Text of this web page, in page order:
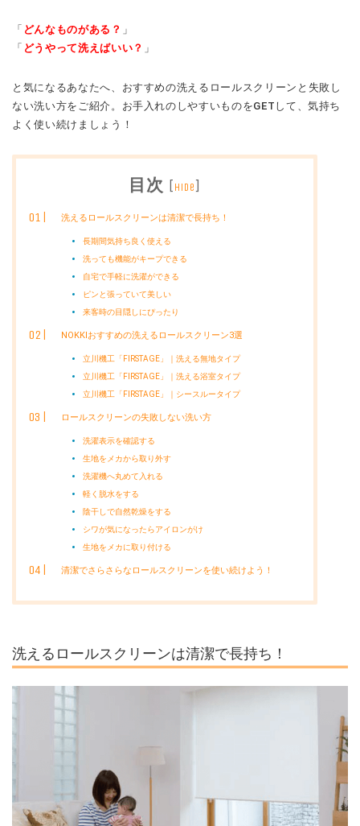
「 どんなものがある？ 」
「 どうやって洗えばいい？ 」
と気になるあなたへ、おすすめの洗えるロールスクリーンと失敗し
ない洗い方をご紹介。お手入れのしやすいものをGETして、気持ち
よく使い続けましょう！
目次 [hide]
洗えるロールスクリーンは清潔で長持ち！
長期間気持ち良く使える
洗っても機能がキープできる
自宅で手軽に洗濯ができる
ピンと張っていて美しい
来客時の目隠しにぴったり
NOKKIおすすめの洗えるロールスクリーン3選
立川機工「FIRSTAGE」｜洗える無地タイプ
立川機工「FIRSTAGE」｜洗える浴室タイプ
立川機工「FIRSTAGE」｜シースルータイプ
ロールスクリーンの失敗しない洗い方
洗濯表示を確認する
生地をメカから取り外す
洗濯機へ丸めて入れる
軽く脱水をする
陰干しで自然乾燥をする
シワが気になったらアイロンがけ
生地をメカに取り付ける
清潔でさらさらなロールスクリーンを使い続けよう！
洗えるロールスクリーンは清潔で長持ち！